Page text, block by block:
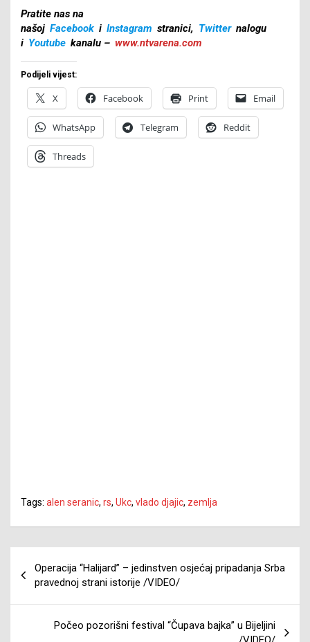
Pratite nas na
našoj Facebook i Instagram stranici, Twitter nalogu
i Youtube kanalu – www.ntvarena.com
Podijeli vijest:
X Facebook Print Email
WhatsApp Telegram Reddit
Threads
Tags: alen seranic, rs, Ukc, vlado djajic, zemlja
članaka
Operacija “Halijard” – jedinstven osjećaj pripadanja Srba
pravednoj strani istorije /VIDEO/
Počeo pozorišni festival “Čupava bajka” u Bijeljini